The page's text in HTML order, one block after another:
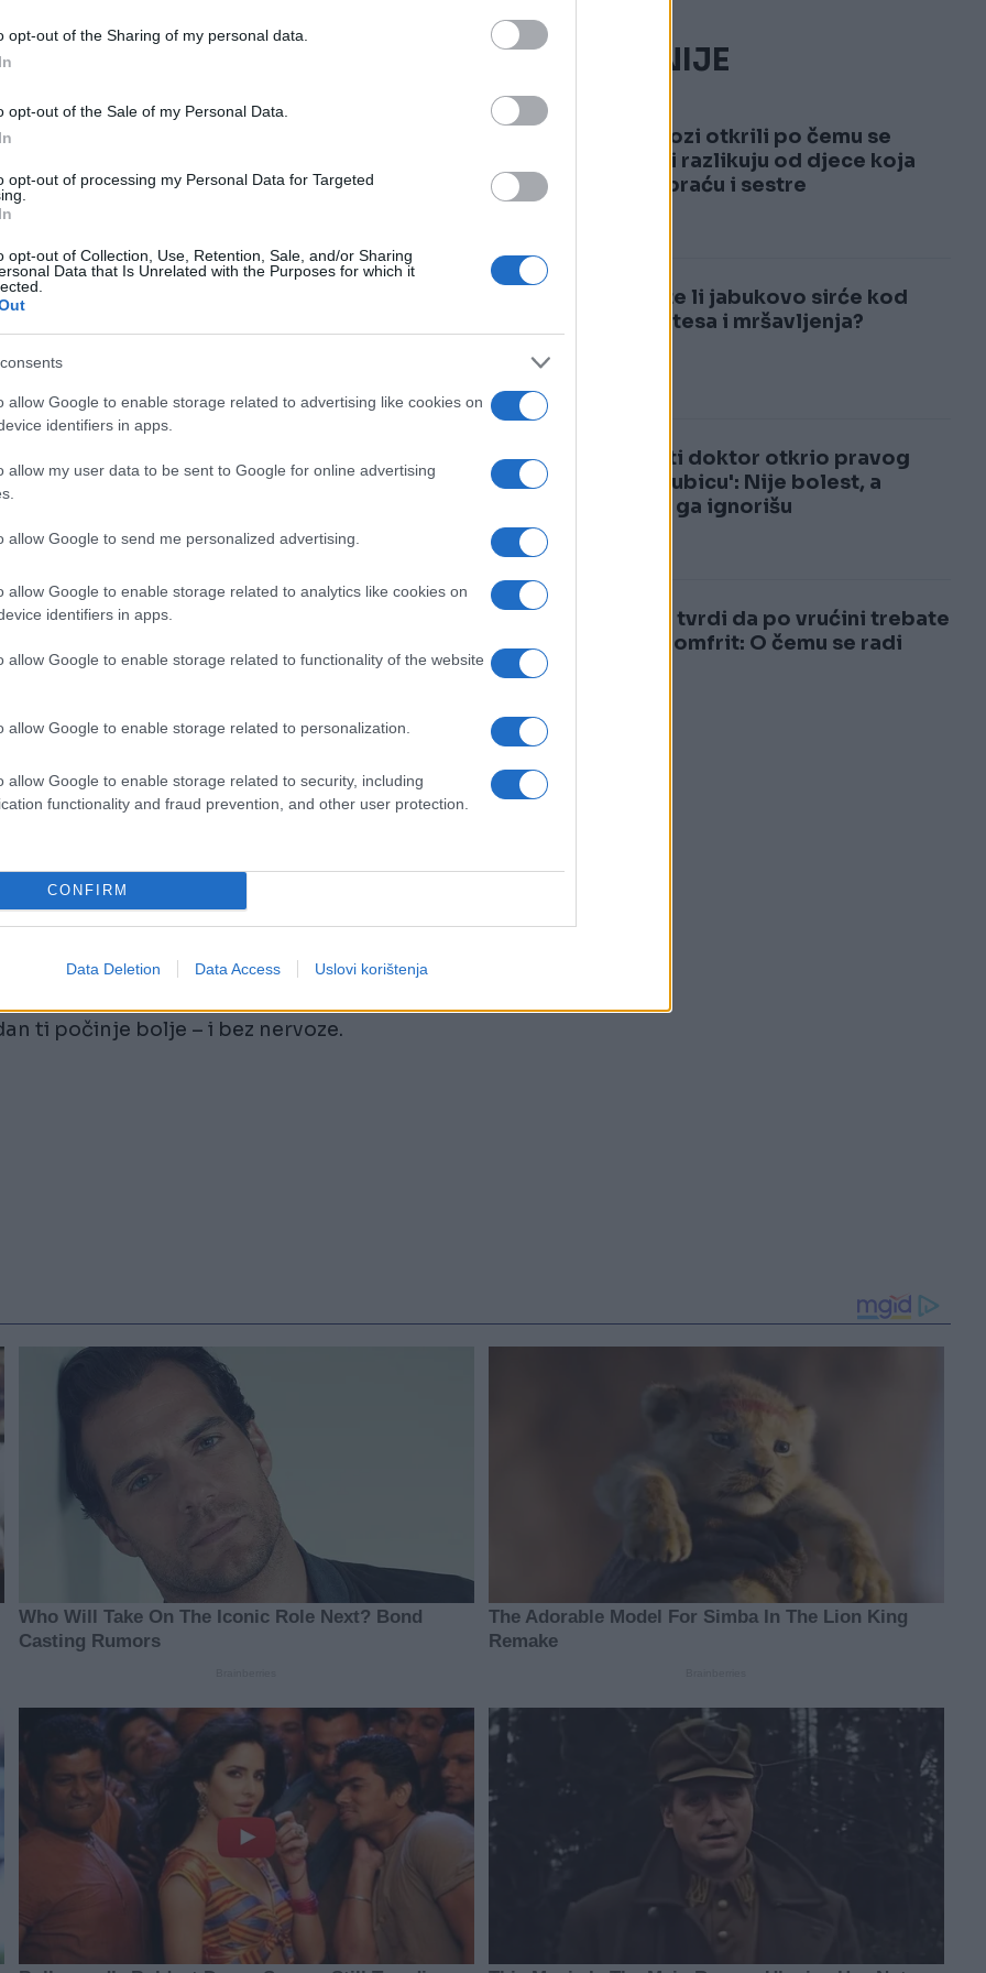
opt-out of the Sharing of my personal data.
opt-out of the Sale of my Personal Data.
opt-out of processing my Personal Data for Targeted
opt-out of Collection, Use, Retention, Sale, and/or Sharing
Data that Is Unrelated with the Purposes for which it
allow Google to enable storage related to advertising like cookies on
identifiers in apps.
allow my user data to be sent to Google for online advertising
allow Google to send me personalized advertising.
allow Google to enable storage related to analytics like cookies on
identifiers in apps.
allow Google to enable storage related to functionality of the website
allow Google to enable storage related to personalization.
allow Google to enable storage related to security, including
functionality and fraud prevention, and other user protection.
CONFIRM
Data Deletion Data Access Uslovi korištenja
umora, praznine u glavi ili lupanja srca, to
ne odgovara, to nije slučajnost – to je poziv
piti kasnije, nakon doručka. Ili je zamijeni
znači da si pažljiv prema sebi.
ili prazan želudac.
može uslijediti pad.
doručak može pomoći.
ili uz obrok.
Tijelo ti šapuće da mu nešto ne
se odreći kave zauvijek, ali možda je vrijeme
ti počinje bolje – i bez nervoze.
NAJČITANIJE
1
Psiholozi otkrili po čemu se
jedinci razlikuju od djece koja
imaju braću i sestre
2
Pomaže li jabukovo sirće kod
dijabetesa i mršavljenja?
3
Poznati doktor otkrio pravog
'tihog ubicu': Nije bolest, a
mnogi ga ignorišu
4
Ljekar tvrdi da po vrućini trebate
jesti pomfrit: O čemu se radi